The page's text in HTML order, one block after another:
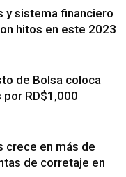
y sistema financiero
hitos en este 2023
de Bolsa coloca
RD$1,000
crece en más de
de corretaje en